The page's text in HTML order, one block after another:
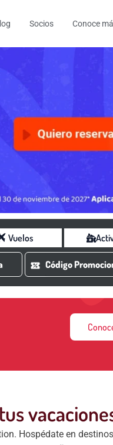
Socios Conoce
Vuelos
Hospédate en